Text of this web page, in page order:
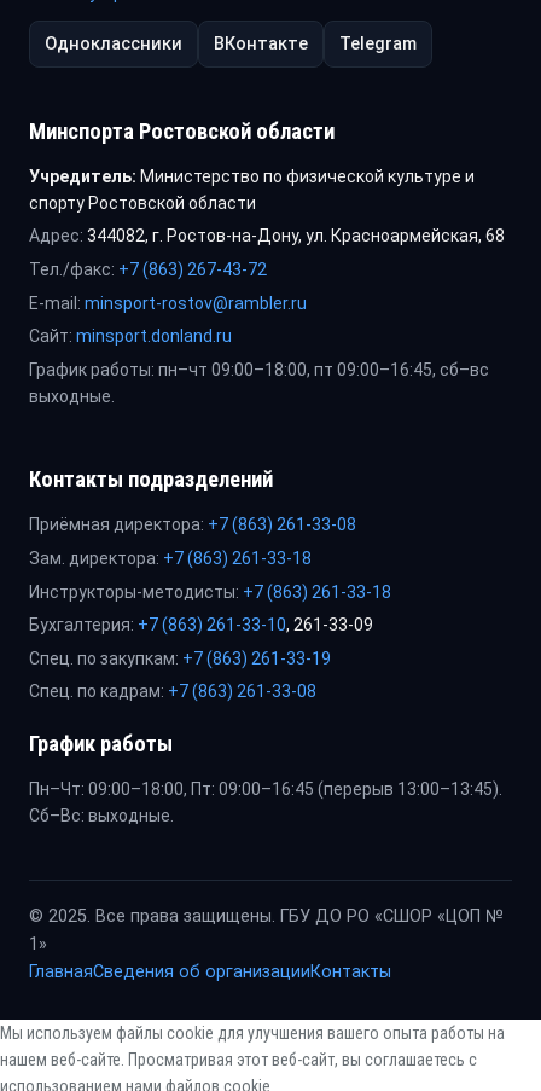
Одноклассники ВКонтакте Telegram
Минспорта Ростовской области
Учредитель: Министерство по физической культуре и
спорту Ростовской области
Адрес: 344082, г. Ростов-на-Дону, ул. Красноармейская, 68
Тел./факс: +7 (863) 267-43-72
E-mail: minsport-rostov@rambler.ru
Сайт: minsport.donland.ru
График работы: пн–чт 09:00–18:00, пт 09:00–16:45, сб–вс
выходные.
Контакты подразделений
Приёмная директора: +7 (863) 261-33-08
Зам. директора: +7 (863) 261-33-18
Инструкторы-методисты: +7 (863) 261-33-18
Бухгалтерия: +7 (863) 261-33-10, 261-33-09
Спец. по закупкам: +7 (863) 261-33-19
Спец. по кадрам: +7 (863) 261-33-08
График работы
Пн–Чт: 09:00–18:00, Пт: 09:00–16:45 (перерыв 13:00–13:45).
Сб–Вс: выходные.
© 2025. Все права защищены. ГБУ ДО РО «СШОР «ЦОП №
1»
ГлавнаяСведения об организацииКонтакты
Мы используем файлы cookie для улучшения вашего опыта работы на
нашем веб-сайте. Просматривая этот веб-сайт, вы соглашаетесь с
использованием нами файлов cookie